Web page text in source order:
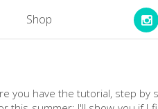
Shop
you have the tutorial, step by